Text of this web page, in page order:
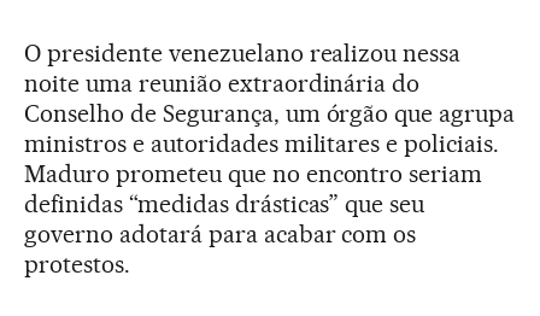
O presidente venezuelano realizou nessa
noite uma reunião extraordinária do
Conselho de Segurança, um órgão que agrupa
ministros e autoridades militares e policiais.
Maduro prometeu que no encontro seriam
definidas “medidas drásticas” que seu
governo adotará para acabar com os
protestos.